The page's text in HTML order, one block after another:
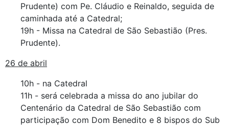
Prudente) com Pe. Cláudio e Reinaldo, seguida de
caminhada até a Catedral;
19h - Missa na Catedral de São Sebastião (Pres.
Prudente).
26 de abril
10h - na Catedral
11h - será celebrada a missa do ano jubilar do
Centenário da Catedral de São Sebastião com
participação com Dom Benedito e 8 bispos do Sub